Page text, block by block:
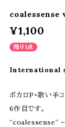
coalessense
¥1,100
残り1点
International
ボカロP×歌い手
6作目です。
“coalessense”